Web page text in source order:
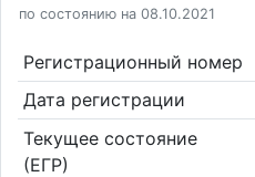
по состоянию на 08.10.2021
Регистрационный номер
Дата регистрации
Текущее состояние
(ЕГР)